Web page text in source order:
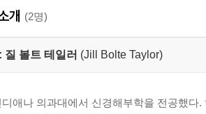
개 (2명)
질 볼트 테일러 (Jill Bolte Taylor)
디애나 의과대에서 신경해부학을 전공했다